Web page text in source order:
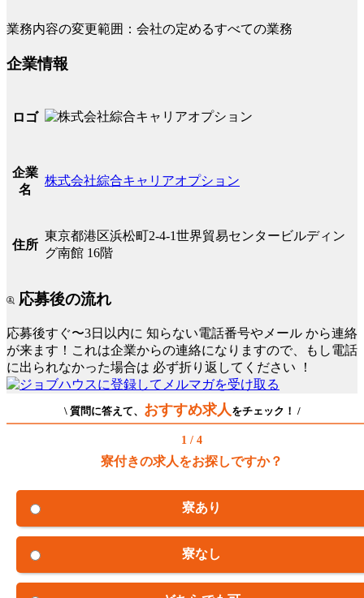
業務内容の変更範囲：会社の定めるすべての業務
企業情報
ロゴ
企業
名
株式会社綜合キャリアオプション
住所
東京都港区浜松町2-4-1世界貿易センタービルディン
グ南館 16階
応募後の流れ
応募後すぐ〜3日以内に 知らない電話番号やメール から連絡
が来ます！これは企業からの連絡になりますので、もし電話
に出られなかった場合は 必ず折り返してください ！
\ 質問に答えて、 おすすめ求人 をチェック！ /
1 / 4
寮付きの求人をお探しですか？
寮あり
寮なし